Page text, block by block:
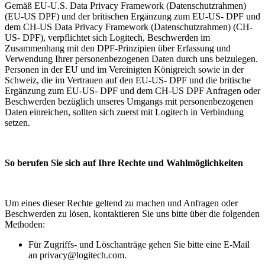
Gemäß EU-U.S. Data Privacy Framework (Datenschutzrahmen)
(EU-US DPF) und der britischen Ergänzung zum EU-US- DPF und
dem CH-US Data Privacy Framework (Datenschutzrahmen) (CH-
US- DPF), verpflichtet sich Logitech, Beschwerden im
Zusammenhang mit den DPF-Prinzipien über Erfassung und
Verwendung Ihrer personenbezogenen Daten durch uns beizulegen.
Personen in der EU und im Vereinigten Königreich sowie in der
Schweiz, die im Vertrauen auf den EU-US- DPF und die britische
Ergänzung zum EU-US- DPF und dem CH-US DPF Anfragen oder
Beschwerden bezüglich unseres Umgangs mit personenbezogenen
Daten einreichen, sollten sich zuerst mit Logitech in Verbindung
setzen.
So berufen Sie sich auf Ihre Rechte und Wahlmöglichkeiten
Um eines dieser Rechte geltend zu machen und Anfragen oder
Beschwerden zu lösen, kontaktieren Sie uns bitte über die folgenden
Methoden:
Für Zugriffs- und Löschanträge gehen Sie bitte eine E-Mail
an privacy@logitech.com.